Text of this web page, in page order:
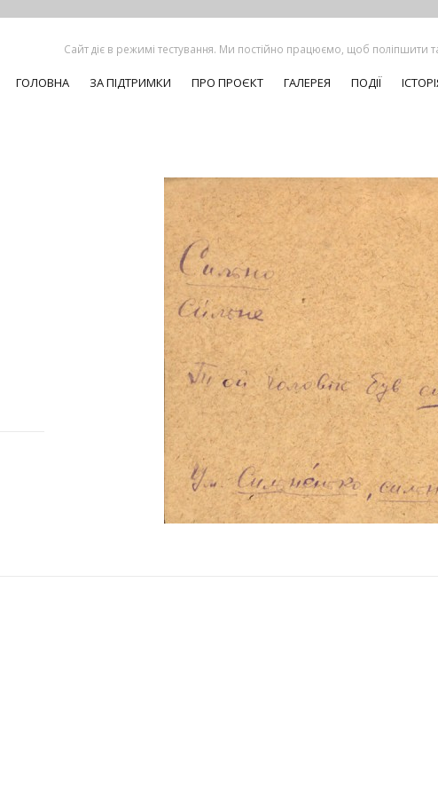
Сайт діє в режимі тестування. Ми постійно працюємо, щоб поліпшити
ГОЛОВНА ЗА ПІДТРИМКИ ПРО ПРОЄКТ ГАЛЕРЕЯ ПОДІЇ